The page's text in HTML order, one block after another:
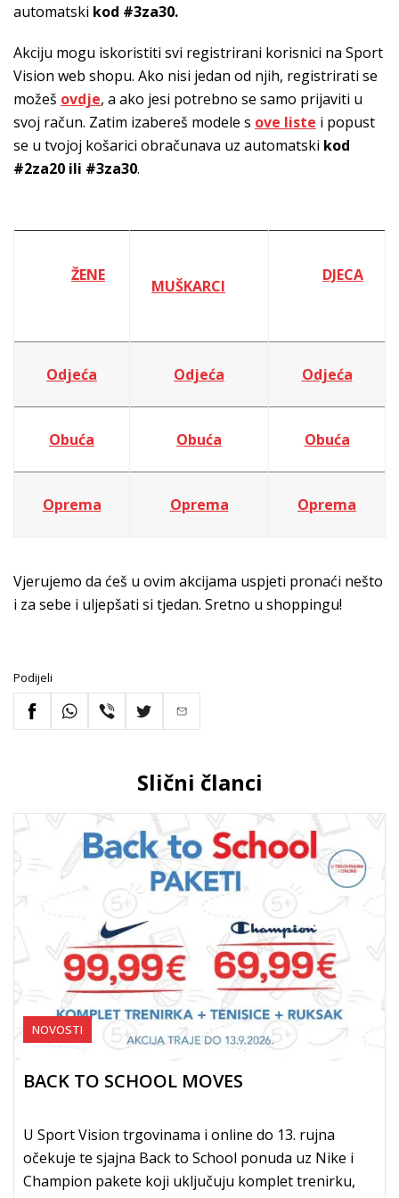
automatski kod #3za30.
Akciju mogu iskoristiti svi registrirani korisnici na Sport
Vision web shopu. Ako nisi jedan od njih, registrirati se
možeš ovdje, a ako jesi potrebno se samo prijaviti u
svoj račun. Zatim izabereš modele s ove liste i popust
se u tvojoj košarici obračunava uz automatski kod
#2za20 ili #3za30.
ŽENE
MUŠKARCI
DJECA
Odjeća Odjeća Odjeća
Obuća Obuća Obuća
Oprema Oprema Oprema
Vjerujemo da ćeš u ovim akcijama uspjeti pronaći nešto
i za sebe i uljepšati si tjedan. Sretno u shoppingu!
Podijeli
Slični članci
NOVOSTI
BACK TO SCHOOL MOVES
U Sport Vision trgovinama i online do 13. rujna
očekuje te sjajna Back to School ponuda uz Nike i
Champion pakete koji uključuju komplet trenirku,